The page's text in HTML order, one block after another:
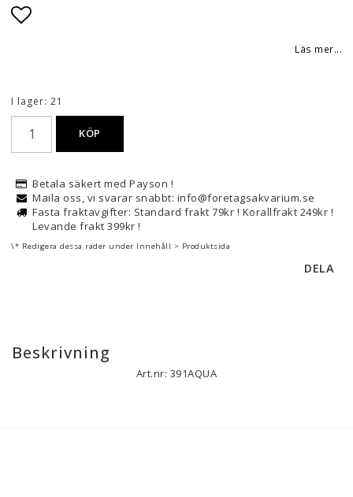
Läs mer...
I lager: 21
KÖP
Betala säkert med Payson !
Maila oss, vi svarar snabbt: info@foretagsakvarium.se
Fasta fraktavgifter: Standard frakt 79kr ! Korallfrakt 249kr !
Levande frakt 399kr !
\* Redigera dessa rader under Innehåll > Produktsida
DELA
Beskrivning
Art.nr: 391AQUA